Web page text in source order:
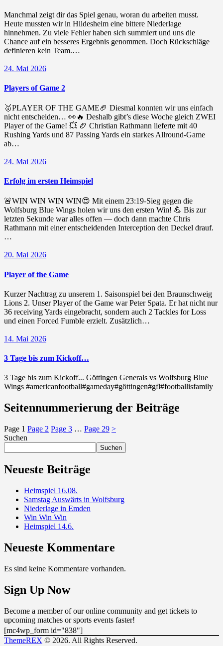
Manchmal zeigt dir das Spiel genau, woran du arbeiten musst.
Heute mussten wir in Hildesheim eine bittere Niederlage
hinnehmen. Zu viele Fehler haben sich summiert und uns die
Chance auf ein besseres Ergebnis genommen. Doch Rückschläge
definieren kein Team.…
24. Mai 2026
Players of Game 2
🥇PLAYER OF THE GAME🏈 Diesmal konnten wir uns einfach
nicht entscheiden… 👀🔥 Deshalb gibt’s diese Woche gleich ZWEI
Player of the Game! 💥 🏈 Christian Rathmann lieferte mit 40
Rushing Yards und 87 Passing Yards ein starkes Allround-Game
ab…
24. Mai 2026
Erfolg im ersten Heimspiel
🚨WIN WIN WIN WIN😍 Mit einem 23:19-Sieg gegen die
Wolfsburg Blue Wings holen wir uns den ersten Win! 💪 Bis zur
letzten Sekunde war alles offen — doch dann machte Chris
Rathmann mit einer entscheidenden Interception den Deckel drauf.
…
20. Mai 2026
Player of the Game
Kurzer Nachtrag zu unserem 1. Saisonspiel bei den Braunschweig
Lions 2. Unser Player of the Game war Peter Spata. Er hat nicht nur
36 receiving Yards eingebracht, sondern auch 2 Tackles for Loss
und einen Forced Fumble erzielt. Zusätzlich…
14. Mai 2026
3 Tage bis zum Kickoff…
3 Tage bis zum Kickoff... Göttingen Generals vs Wolfsburg Blue
Wings #americanfootball#gameday#göttingen#gfl#footballisfamily
Seitennummerierung der Beiträge
Page 1 Page 2 Page 3 … Page 29 >
Suchen
Suchen
Neueste Beiträge
Heimspiel 16.08.
Samstag Auswärts in Wolfsburg
Niederlage in Emden
Win Win Win
Heimspiel 14.6.
Neueste Kommentare
Es sind keine Kommentare vorhanden.
Sign Up Now
Become a member of our online community and get tickets to
upcoming matches or sports events faster!
[mc4wp_form id="838"]
ThemeREX © 2026. All Rights Reserved.